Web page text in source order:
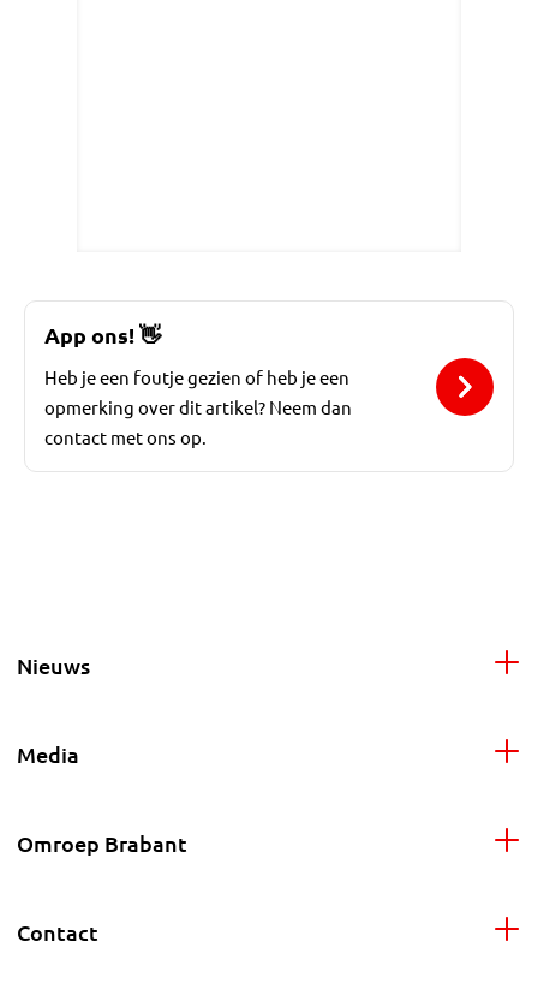
App ons!👋
Heb je een foutje gezien of heb je een
opmerking over dit artikel? Neem dan
contact met ons op.
Nieuws
Media
Omroep Brabant
Contact